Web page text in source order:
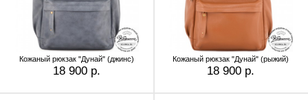
Кожаный рюкзак "Дунай" (джинс)
18 900 р.
Кожаный рюкзак "Дунай" (рыжий)
18 900 р.